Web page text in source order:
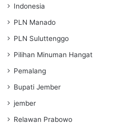
Indonesia
PLN Manado
PLN Suluttenggo
Pilihan Minuman Hangat
Pemalang
Bupati Jember
jember
Relawan Prabowo